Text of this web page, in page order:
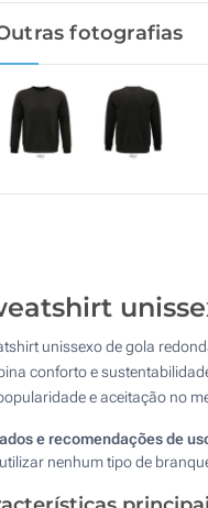
fotografias
unissexo de gola
conforto e
e aceitação no
e recomendações de
nenhum tipo de